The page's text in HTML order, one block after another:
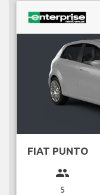
FIAT PUNTO
group
5